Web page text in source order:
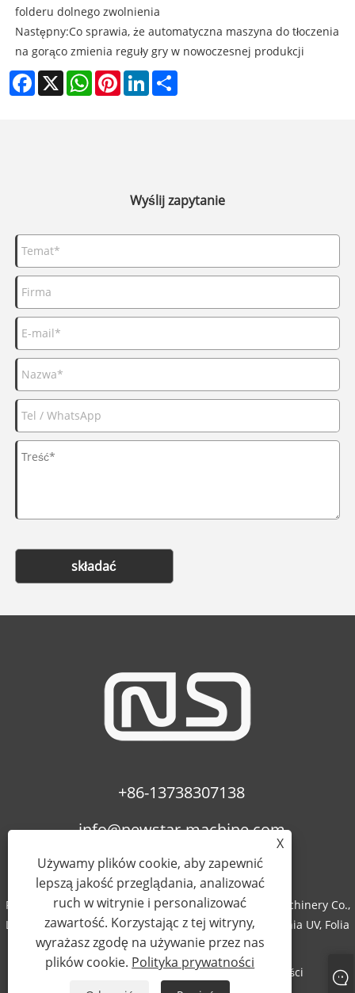
folderu dolnego zwolnienia
Następny:Co sprawia, że ​​automatyczna maszyna do tłoczenia
na gorąco zmienia reguły gry w nowoczesnej produkcji
Facebook
X WhatsAppPinterestLinkedIn
Wyślij zapytanie
składać
+86-13738307138
info@newstar-machine.com
Prawa autorskie © 2022 Wenzhou Feihua Printing Machinery Co.,
Ltd. - Maszyna do laminowania, Maszyna do powlekania UV, Folia
Bopp - Wszelkie prawa zastrzeżone.
RSS XML Polityka prywatności
X
Używamy plików cookie, aby zapewnić
lepszą jakość przeglądania, analizować
ruch w witrynie i personalizować
zawartość. Korzystając z tej witryny,
wyrażasz zgodę na używanie przez nas
plików cookie. Polityka prywatności